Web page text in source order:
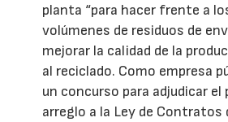
planta “para hacer frente a
volúmenes de residuos de
mejorar la calidad de la
al reciclado. Como empresa
un concurso para adjudicar
arreglo a la Ley de Contratos